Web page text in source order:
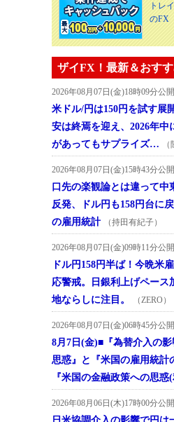
トレ
のFX
ザイFX！最新＆おす
2026年08月07日(金)18時09分公開
米ドル/円は150円を試す展
安は終焉を迎え、2026年中
があってもサプライズ…
2026年08月07日(金)15時43分公開
口先の楽観論とは違って中
反発、ドル円も158円台に
の雇用統計
（持田有紀子）
2026年08月07日(金)09時11分公開
ドル円158円半ば！今晩米
応警戒。日銀利上げペース
地ならしに注目。
（ZERO）
2026年08月07日(金)06時45分公開
8月7日(金)■『為替介入の
思惑』と『米国の雇用統計
『米国の金融政策への思
2026年08月06日(木)17時00分公開